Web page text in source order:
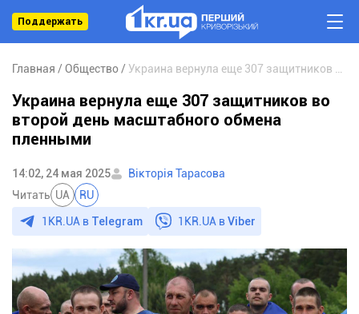
Поддержать
Главная Общество
Украина вернула еще 307 защитников во
второй день масштабного обмена
пленными
14:02, 24 мая 2025
Вікторія Тарасова
Читать UA RU
1KR.UA в Telegram 1KR.UA вViber